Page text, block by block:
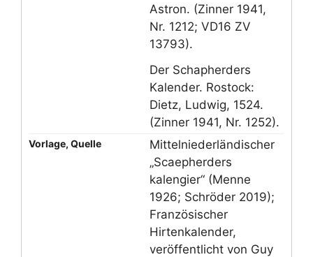
Astron. (Zinner 1941,
Nr. 1212; VD16 ZV
13793).
Der Schapherders
Kalender. Rostock:
Dietz, Ludwig, 1524.
(Zinner 1941, Nr. 1252).
Vorlage, Quelle
Mittelniederländischer
„Scaepherders
kalengier“ (Menne
1926; Schröder 2019);
Französischer
Hirtenkalender,
veröffentlicht von Guy